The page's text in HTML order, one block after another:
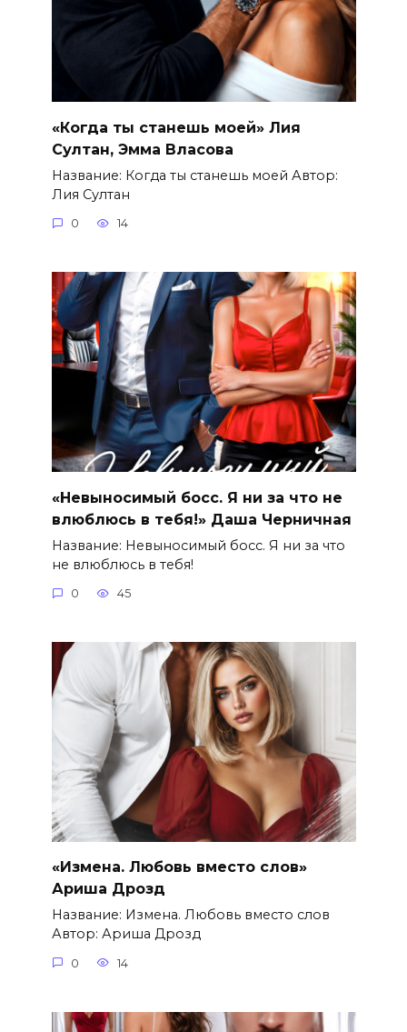
«Когда ты станешь моей» Лия
Султан, Эмма Власова
Название: Когда ты станешь моей Автор:
Лия Султан
0 14
«Невыносимый босс. Я ни за что не
влюблюсь в тебя!» Даша Черничная
Название: Невыносимый босс. Я ни за что
не влюблюсь в тебя!
0 45
«Измена. Любовь вместо слов»
Ариша Дрозд
Название: Измена. Любовь вместо слов
Автор: Ариша Дрозд
0 14